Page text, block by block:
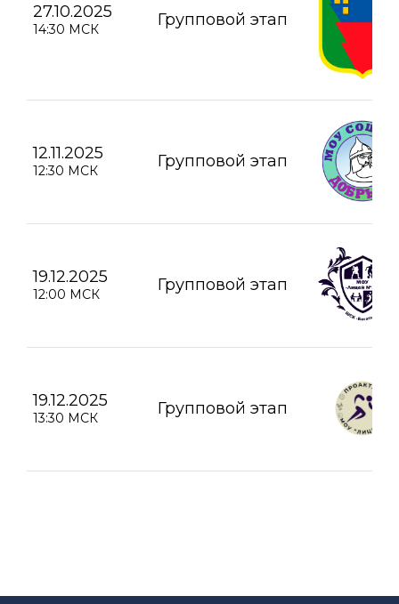
27.10.2025
14:30 МСК Групповой этап
12.11.2025
12:30 МСК Групповой этап
19.12.2025
12:00 МСК Групповой этап
19.12.2025
13:30 МСК Групповой этап